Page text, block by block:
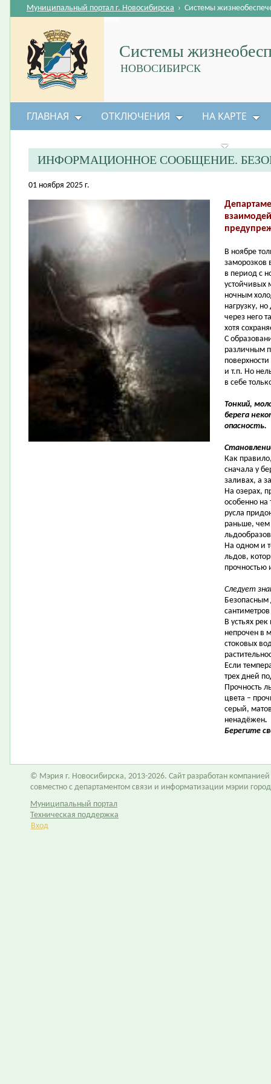
Системы
НОВОСИБИРСК
Муниципальный портал г. Новосибирска › Системы
ГЛАВНАЯ ОТКЛЮЧЕНИЯ НА КАРТЕ
ИНФОРМАЦИОННОЕ СООБЩЕНИЕ.
01 ноября 2025 г.
В ноябре
заморозков
в период с
устойчивых
ночным
нагрузку,
через него
хотя
С
различным
и т.п. Но
в себе
Тонкий,
берега
опасность.
Как
сначала у
заливах, а
На озерах,
особенно на
русла
раньше, чем
На одном и
льдов,
прочностью
Следует
Безопасным
В устьях
непрочен в
стоковых
Если
трех дней
Прочность
цвета –
серый,
ненадёжен.
Берегите
© Мэрия г. Новосибирска, 2013-2026. Сайт разработан компанией
совместно с департаментом связи и информатизации мэрии
Муниципальный портал
Техническая поддержка
Вход